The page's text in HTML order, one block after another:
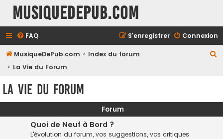
MusiqueDePub.com
FAQ Connexion
S’enregistrer
MusiqueDePub.com
Index du forum
La Vie du Forum
r
La Vie du Forum
Forum
Quoi de Neuf à Bord ?
L'évolution du forum, vos suggestions, vos critiques.